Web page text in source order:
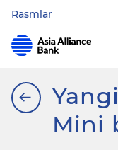
Rasmlar
Mini